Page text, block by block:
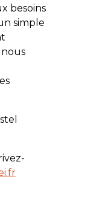
besoins
simple